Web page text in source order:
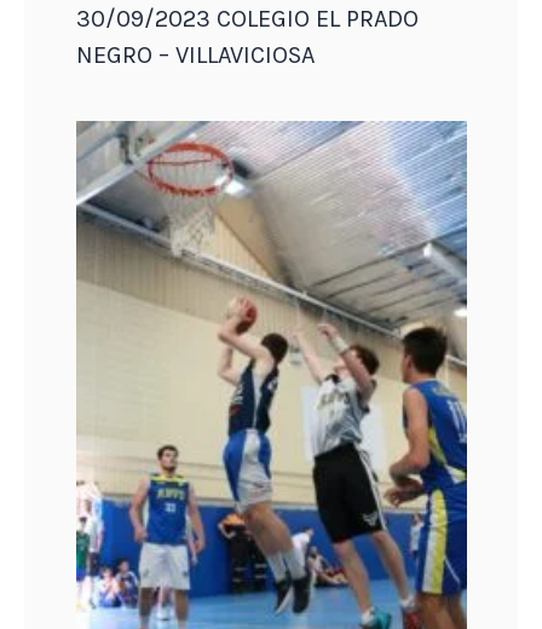
30/09/2023 COLEGIO EL PRADO
NEGRO – VILLAVICIOSA